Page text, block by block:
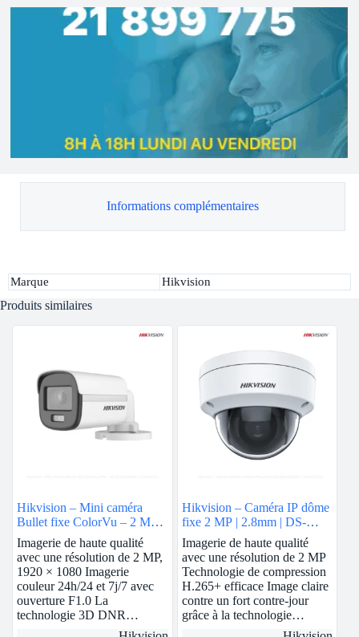
Informations complémentaires
Marque Hikvision
Produits similaires
Hikvision – Mini caméra
Bullet fixe ColorVu – 2 MP |
DS-2CE10DF0T-F
Imagerie de haute qualité
avec une résolution de 2 MP,
1920 × 1080 Imagerie
couleur 24h/24 et 7j/7 avec
ouverture F1.0 La
technologie 3D DNR…
Hikvision – Caméra IP dôme
fixe 2 MP | 2.8mm | DS-
2CD1123G0E-I
Imagerie de haute qualité
avec une résolution de 2 MP
Technologie de compression
H.265+ efficace Image claire
contre un fort contre-jour
grâce à la technologie…